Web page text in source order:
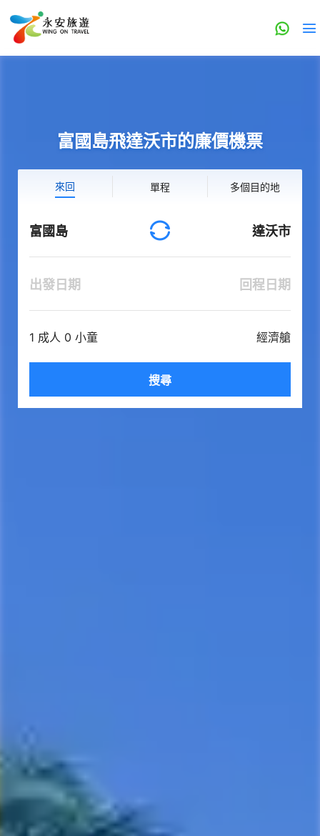
富國島飛達沃市的廉價機票
來回 單程 多個目的地
富國島 達沃市
出發日期 回程日期
1 成人 0 小童 經濟艙
搜尋